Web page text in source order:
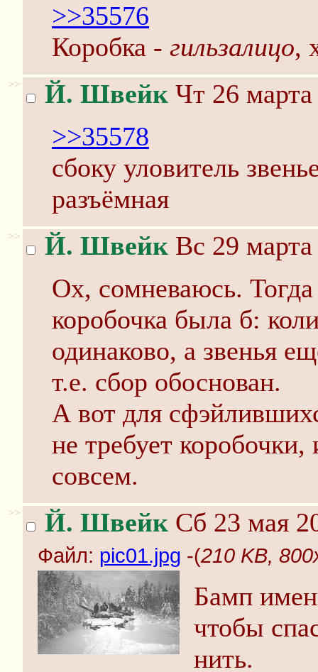
>>35576
Коробка - гильзалицо,
>> Й. Швейк Чт 26
>>35578
сбоку уловитель
разъёмная
>> Й. Швейк Вс 29
Ox, coмневаюсь.
коробочка была б:
одинаково, а звенья
т.е. сбор обоснован.
А вот для
не требует
совсем.
>> Й. Швейк Сб 23 мая
Файл: pic01.jpg -(210 KB,
Бамп
чтобы
нить.